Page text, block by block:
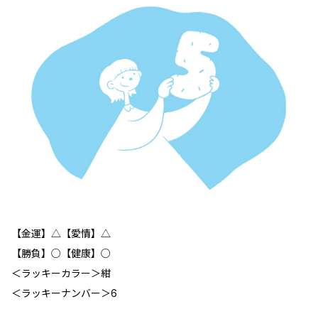
【金運】△【愛情】△
【勝負】○【健康】○
＜ラッキーカラー＞紺
＜ラッキーナンバー＞6